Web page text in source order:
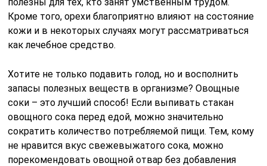
Кроме того, орехи благоприятно влияют на состояние
кожи и в некоторых случаях могут рассматриваться
как лечебное средство.
Хотите не только подавить голод, но и восполнить
запасы полезных веществ в организме? Овощные
соки – это лучший способ! Если выпивать стакан
овощного сока перед едой, можно значительно
сократить количество потребляемой пищи. Тем, кому
не нравится вкус свежевыжатого сока, можно
порекомендовать овощной отвар без добавления